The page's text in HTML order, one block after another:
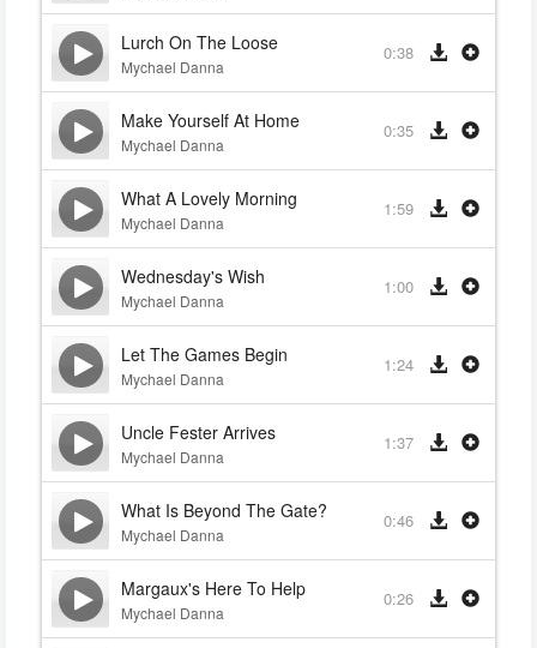
Lurch On The Loose
Mychael Danna
0:38
Make Yourself At Home
Mychael Danna
0:35
What A Lovely Morning
Mychael Danna
1:59
Wednesday's Wish
Mychael Danna
1:00
Let The Games Begin
Mychael Danna
1:24
Uncle Fester Arrives
Mychael Danna
1:37
What Is Beyond The Gate?
Mychael Danna
0:46
Margaux's Here To Help
Mychael Danna
0:26